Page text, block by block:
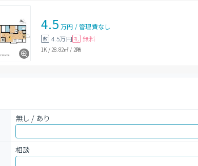
4.5 万円 /管理費なし
敷 4.5万円 礼 無料
1K / 28.82㎡ / 2階
無し / あり
相談